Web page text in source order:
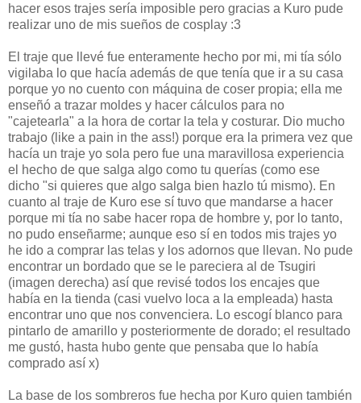
hacer esos trajes sería imposible pero gracias a Kuro pude
realizar uno de mis sueños de cosplay :3
El traje que llevé fue enteramente hecho por mi, mi tía sólo
vigilaba lo que hacía además de que tenía que ir a su casa
porque yo no cuento con máquina de coser propia; ella me
enseñó a trazar moldes y hacer cálculos para no
"cajetearla" a la hora de cortar la tela y costurar. Dio mucho
trabajo (like a pain in the ass!) porque era la primera vez que
hacía un traje yo sola pero fue una maravillosa experiencia
el hecho de que salga algo como tu querías (como ese
dicho "si quieres que algo salga bien hazlo tú mismo). En
cuanto al traje de Kuro ese sí tuvo que mandarse a hacer
porque mi tía no sabe hacer ropa de hombre y, por lo tanto,
no pudo enseñarme; aunque eso sí en todos mis trajes yo
he ido a comprar las telas y los adornos que llevan. No pude
encontrar un bordado que se le pareciera al de Tsugiri
(imagen derecha) así que revisé todos los encajes que
había en la tienda (casi vuelvo loca a la empleada) hasta
encontrar uno que nos convenciera. Lo escogí blanco para
pintarlo de amarillo y posteriormente de dorado; el resultado
me gustó, hasta hubo gente que pensaba que lo había
comprado así x)
La base de los sombreros fue hecha por Kuro quien también